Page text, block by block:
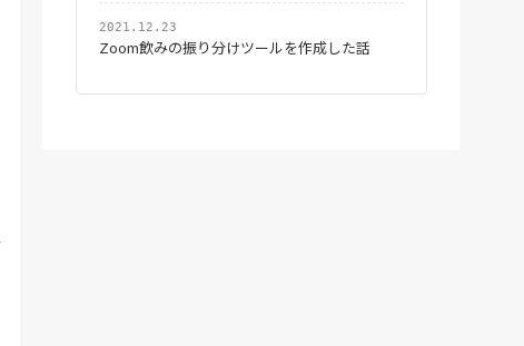
2021.12.23
Zoom飲みの振り分けツールを作成した話